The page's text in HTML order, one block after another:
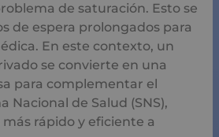
de saturación. Esto se
de espera prolongados para
En este contexto, un
se convierte en una
para complementar el
Nacional de Salud (SNS),
rápido y eficiente a